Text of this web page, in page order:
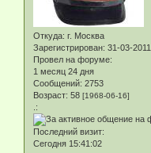
Откуда: г. Москва
Зарегистрирован: 31-03-2011
Провел на форуме:
1 месяц 24 дня
Сообщений: 2753
Возраст: 58 [1968-06-16]
.:
Последний визит:
Сегодня 15:41:02